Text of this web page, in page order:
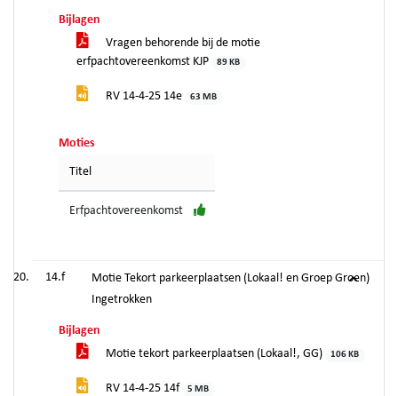
Bijlagen
Vragen behorende bij de motie
erfpachtovereenkomst KJP
89 KB
RV 14-4-25 14e 63 MB
Moties
Titel
Erfpachtovereenkomst
14.f
Motie Tekort parkeerplaatsen (Lokaal! en Groep Groen)
Ingetrokken
Bijlagen
Motie tekort parkeerplaatsen (Lokaal!, GG)
106 KB
RV 14-4-25 14f 5 MB